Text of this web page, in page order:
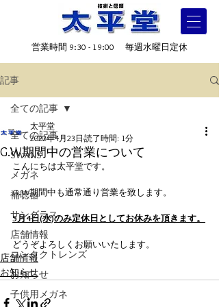
営業時間 9:30 - 19:00 毎週水曜日定休
記事
全ての記事
SWANS
メガネ
補聴器
サングラス
店舗情報
コンタクトレンズ
お知らせ
子供用メガネ
全ての記事
G.W期間中の営業について
太平堂
2022年4月23日 読了時間: 1分
こんにちは太平堂です。
G.W期間中も通常通り営業を致します。
5月4日(水)のみ定休日としてお休みを頂きます。
どうぞよろしくお願いいたします。
店舗情報
お知らせ